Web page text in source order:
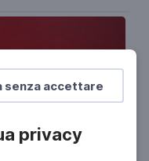
senza accettare
privacy